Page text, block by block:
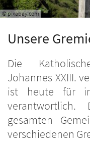
© pixabay.com
Unsere
Die
Johannes XXIII.
ist heute für
gesamten
verschiedenen